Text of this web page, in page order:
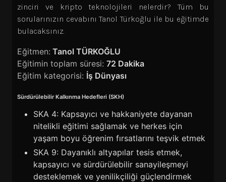
zinciri ve kripto teknolojileri nelerdir? Tüm bu
sorularınızın cevabını Tanol Türkoğlu ile bu eğitimde
bulacaksınız.
Eğitmen: Tanol TÜRKOĞLU
Eğitimin toplam süresi: 72 Dakika
Eğitim kategorisi: İş Dünyası
Sürdürülebilir Kalkınma Hedefleri (SKH)
SKA 4: Kapsayıcı ve hakkaniyete dayanan
nitelikli eğitimi sağlamak ve herkes için
yaşam boyu öğrenim fırsatlarını teşvik etmek
SKA 9: Dayanıklı altyapılar tesis etmek,
kapsayıcı ve sürdürülebilir sanayileşmeyi
desteklemek ve yenilikçiliği güçlendirmek